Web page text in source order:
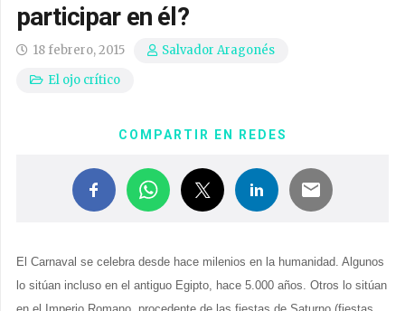
participar en él?
18 febrero, 2015
Salvador Aragonés
El ojo crítico
COMPARTIR EN REDES
El Carnaval se celebra desde hace milenios en la humanidad. Algunos
lo sitúan incluso en el antiguo Egipto, hace 5.000 años. Otros lo sitúan